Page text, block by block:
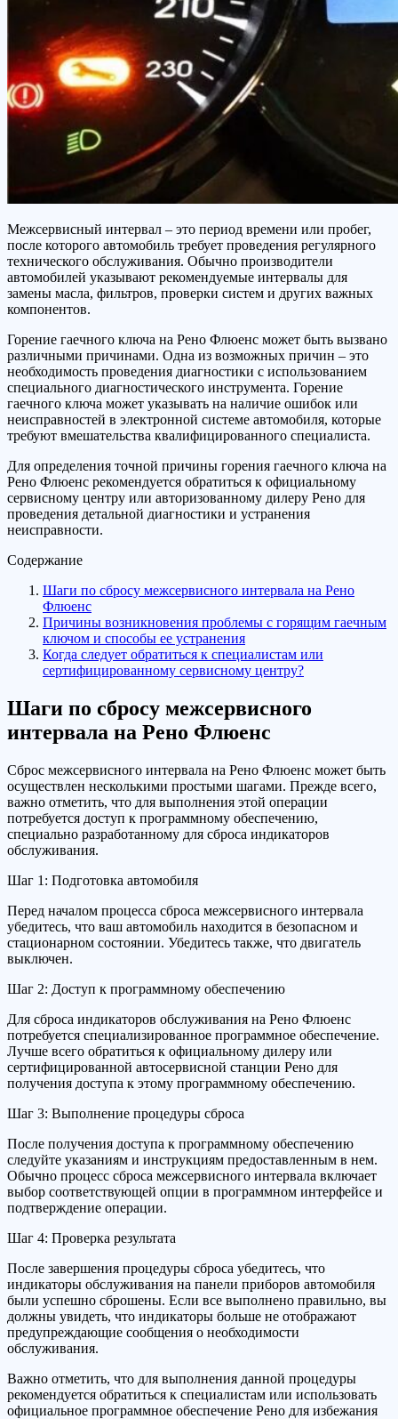
Межсервисный интервал – это период времени или пробег,
после которого автомобиль требует проведения регулярного
технического обслуживания. Обычно производители
автомобилей указывают рекомендуемые интервалы для
замены масла, фильтров, проверки систем и других важных
компонентов.
Горение гаечного ключа на Рено Флюенс может быть вызвано
различными причинами. Одна из возможных причин – это
необходимость проведения диагностики с использованием
специального диагностического инструмента. Горение
гаечного ключа может указывать на наличие ошибок или
неисправностей в электронной системе автомобиля, которые
требуют вмешательства квалифицированного специалиста.
Для определения точной причины горения гаечного ключа на
Рено Флюенс рекомендуется обратиться к официальному
сервисному центру или авторизованному дилеру Рено для
проведения детальной диагностики и устранения
неисправности.
Содержание
Шаги по сбросу межсервисного интервала на Рено
Флюенс
Причины возникновения проблемы с горящим гаечным
ключом и способы ее устранения
Когда следует обратиться к специалистам или
сертифицированному сервисному центру?
Шаги по сбросу межсервисного
интервала на Рено Флюенс
Сброс межсервисного интервала на Рено Флюенс может быть
осуществлен несколькими простыми шагами. Прежде всего,
важно отметить, что для выполнения этой операции
потребуется доступ к программному обеспечению,
специально разработанному для сброса индикаторов
обслуживания.
Шаг 1: Подготовка автомобиля
Перед началом процесса сброса межсервисного интервала
убедитесь, что ваш автомобиль находится в безопасном и
стационарном состоянии. Убедитесь также, что двигатель
выключен.
Шаг 2: Доступ к программному обеспечению
Для сброса индикаторов обслуживания на Рено Флюенс
потребуется специализированное программное обеспечение.
Лучше всего обратиться к официальному дилеру или
сертифицированной автосервисной станции Рено для
получения доступа к этому программному обеспечению.
Шаг 3: Выполнение процедуры сброса
После получения доступа к программному обеспечению
следуйте указаниям и инструкциям предоставленным в нем.
Обычно процесс сброса межсервисного интервала включает
выбор соответствующей опции в программном интерфейсе и
подтверждение операции.
Шаг 4: Проверка результата
После завершения процедуры сброса убедитесь, что
индикаторы обслуживания на панели приборов автомобиля
были успешно сброшены. Если все выполнено правильно, вы
должны увидеть, что индикаторы больше не отображают
предупреждающие сообщения о необходимости
обслуживания.
Важно отметить, что для выполнения данной процедуры
рекомендуется обратиться к специалистам или использовать
официальное программное обеспечение Рено для избежания